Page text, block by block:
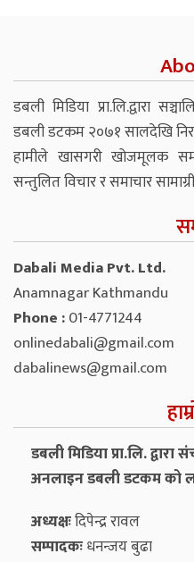
डबली मिडिया प्रा.लि.द्वारा
डबली डटकम २०७१ सालदेखि
हामीले खासगरी खोजमूलक
सन्तुलित विचार र समाचार
Dabali Media Pvt. Ltd.
Anamnagar Kathmandu
Phone :01-4771244
onlinedabali@gmail.com
dabalinews@gmail.com
डबली मिडिया प्रा.लि. द्वारा
अनलाइन डबली डटकम को
अध्यक्षःदिपेन्द्र रावल
सम्पादकःधनन्‍जय बुढा